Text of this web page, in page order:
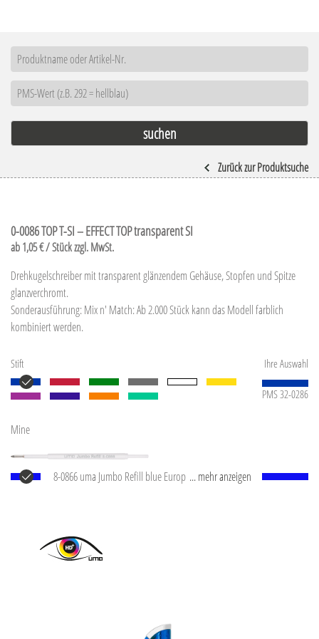
Zurück zur Produktsuche
0-0086 TOP T-SI – EFFECT TOP transparent SI
ab 1,05 € / Stück zzgl. MwSt.
Drehkugelschreiber mit transparent glänzendem Gehäuse, Stopfen und Spitze
glanzverchromt.
Sonderausführung: Mix n' Match: Ab 2.000 Stück kann das Modell farblich
kombiniert werden.
Ihre Auswahl
Stift
PMS 32-0286
Mine
8-0866 uma Jumbo Refill blue Europäische Jumbo
von Dokumental
dokumentenecht.
... mehr anzeigen